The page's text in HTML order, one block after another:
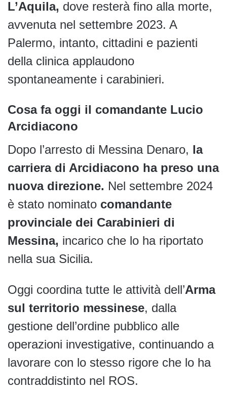
L’Aquila, dove resterà fino alla morte,
avvenuta nel settembre 2023. A
Palermo, intanto, cittadini e pazienti
della clinica applaudono
spontaneamente i carabinieri.
Cosa fa oggi il comandante Lucio
Arcidiacono
Dopo l’arresto di Messina Denaro, la
carriera di Arcidiacono ha preso una
nuova direzione. Nel settembre 2024
è stato nominato comandante
provinciale dei Carabinieri di
Messina, incarico che lo ha riportato
nella sua Sicilia.
Oggi coordina tutte le attività dell’Arma
sul territorio messinese, dalla
gestione dell’ordine pubblico alle
operazioni investigative, continuando a
lavorare con lo stesso rigore che lo ha
contraddistinto nel ROS.